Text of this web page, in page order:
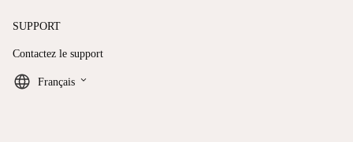
SUPPORT
Contactez le support
Français keyboard_arrow_down